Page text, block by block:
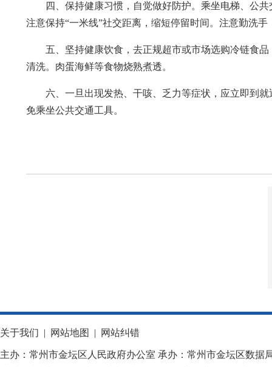
四、保持健康习惯，自觉做好防护。乘坐电梯、公
注意保持“一米线”社交距离，缩短停留时间。注意勤洗
五、坚持健康饮食，去正规超市或市场选购冷链食
清洗。肉蛋海鲜等食物烧熟煮透。
六、一旦出现发热、干咳、乏力等症状，应立即到
免乘坐公共交通工具。
关于我们 | 网站地图 | 网站纠错
主办：常州市金坛区人民政府办公室 承办：常州市金坛区数据